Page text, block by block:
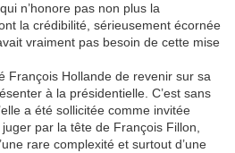
n’honore pas non plus la
la crédibilité, sérieusement écornée
vraiment pas besoin de cette mise
François Hollande de revenir sur sa
à la présidentielle. C’est sans
a été sollicitée comme invitée
par la tête de François Fillon,
rare complexité et surtout d’une